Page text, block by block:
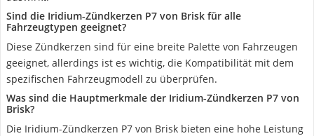
Sind die Iridium-Zündkerzen P7 von Brisk für alle
Fahrzeugtypen geeignet?
Diese Zündkerzen sind für eine breite Palette von Fahrzeugen
geeignet, allerdings ist es wichtig, die Kompatibilität mit dem
spezifischen Fahrzeugmodell zu überprüfen.
Was sind die Hauptmerkmale der Iridium-Zündkerzen P7 von
Brisk?
Die Iridium-Zündkerzen P7 von Brisk bieten eine hohe Leistung